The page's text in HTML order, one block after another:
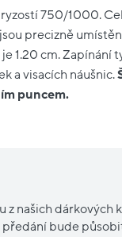
750/1000.
precizně
1.20 cm.
a visacích náušnic.
puncem.
z našich dárkových
bude